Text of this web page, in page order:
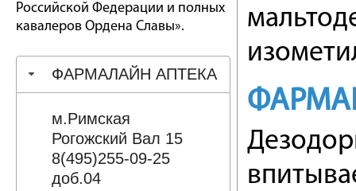
Российской Федерации и полных
кавалеров Ордена Славы».
ФАРМАЛАЙН АПТЕКА
м.Римская
Рогожский Вал 15
8(495)255-09-25
доб.04